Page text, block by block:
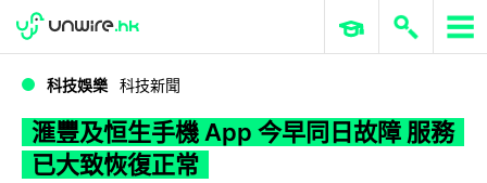
WWDC 2026 ERP 與商業 AI
科技娛樂 科技新聞
滙豐及恒生手機 App 今早同日故障 服務
已大致恢復正常